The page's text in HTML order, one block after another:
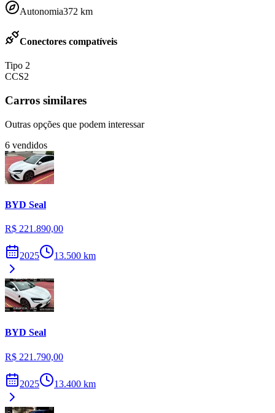
Autonomia372 km
Conectores compatíveis
Tipo 2
CCS2
Carros similares
Outras opções que podem interessar
6 vendidos
BYD Seal
R$ 221.890,00
2025 13.500 km
BYD Seal
R$ 221.790,00
2025 13.400 km